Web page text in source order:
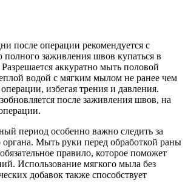
после операции рекомендуется с
заживления швов купаться в
аккуратно мыть половой
водой с мягким мылом не ранее чем
избегая трения и давления.
после заживления швов, на
период особенно важно следить за
органа. Мыть руки перед обработкой раны
правило, которое поможет
Использование мягкого мыла без
добавок также способствует